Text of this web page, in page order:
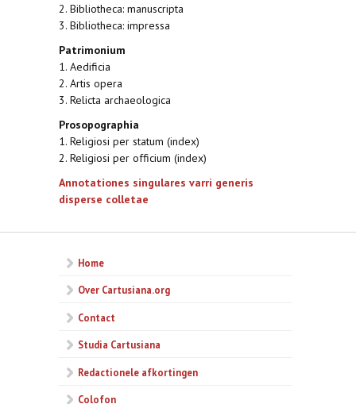
2. Bibliotheca: manuscripta
3. Bibliotheca: impressa
Patrimonium
1. Aedificia
2. Artis opera
3. Relicta archaeologica
Prosopographia
1. Religiosi per statum (index)
2. Religiosi per officium (index)
Annotationes singulares varri generis
disperse colletae
Home
Over Cartusiana.org
Contact
Studia Cartusiana
Redactionele afkortingen
Colofon